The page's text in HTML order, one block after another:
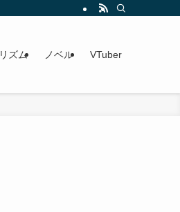
リズム ノベル VTuber